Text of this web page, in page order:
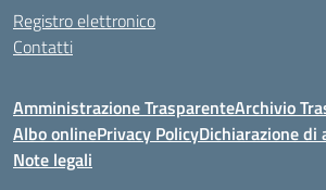
Registro elettronico
Contatti
Amministrazione TrasparenteArchivio
Albo onlinePrivacy PolicyDichiarazione di
Note legali